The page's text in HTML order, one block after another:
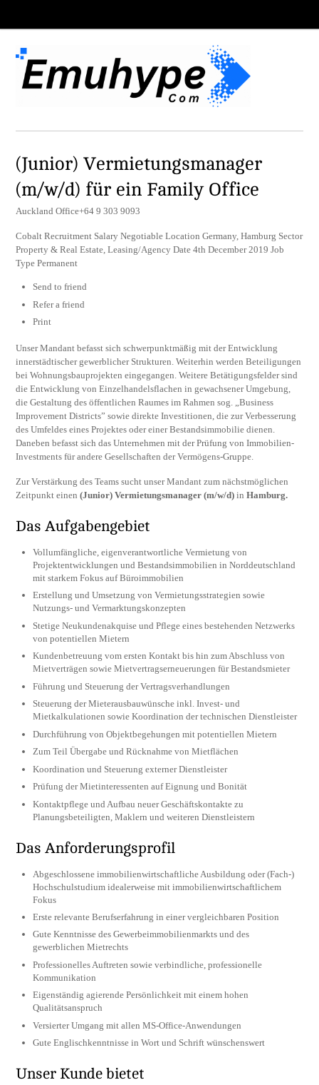
(Junior) Vermietungsmanager
(m/w/d) für ein Family Office
Auckland Office+64 9 303 9093
Cobalt Recruitment Salary Negotiable Location Germany, Hamburg Sector
Property & Real Estate, Leasing/Agency Date 4th December 2019 Job
Type Permanent
Send to friend
Refer a friend
Print
Unser Mandant befasst sich schwerpunktmäßig mit der Entwicklung
innerstädtischer gewerblicher Strukturen. Weiterhin werden Beteiligungen
bei Wohnungsbauprojekten eingegangen. Weitere Betätigungsfelder sind
die Entwicklung von Einzelhandelsflachen in gewachsener Umgebung,
die Gestaltung des öffentlichen Raumes im Rahmen sog. „Business
Improvement Districts” sowie direkte Investitionen, die zur Verbesserung
des Umfeldes eines Projektes oder einer Bestandsimmobilie dienen.
Daneben befasst sich das Unternehmen mit der Prüfung von Immobilien-
Investments für andere Gesellschaften der Vermögens-Gruppe.
Zur Verstärkung des Teams sucht unser Mandant zum nächstmöglichen
Zeitpunkt einen(Junior) Vermietungsmanager (m/w/d) inHamburg.
Das Aufgabengebiet
Vollumfängliche, eigenverantwortliche Vermietung von
Projektentwicklungen und Bestandsimmobilien in Norddeutschland
mit starkem Fokus auf Büroimmobilien
Erstellung und Umsetzung von Vermietungsstrategien sowie
Nutzungs- und Vermarktungskonzepten
Stetige Neukundenakquise und Pflege eines bestehenden Netzwerks
von potentiellen Mietern
Kundenbetreuung vom ersten Kontakt bis hin zum Abschluss von
Mietverträgen sowie Mietvertragserneuerungen für Bestandsmieter
Führung und Steuerung der Vertragsverhandlungen
Steuerung der Mieterausbauwünsche inkl. Invest- und
Mietkalkulationen sowie Koordination der technischen Dienstleister
Durchführung von Objektbegehungen mit potentiellen Mietern
Zum Teil Übergabe und Rücknahme von Mietflächen
Koordination und Steuerung externer Dienstleister
Prüfung der Mietinteressenten auf Eignung und Bonität
Kontaktpflege und Aufbau neuer Geschäftskontakte zu
Planungsbeteiligten, Maklern und weiteren Dienstleistern
Das Anforderungsprofil
Abgeschlossene immobilienwirtschaftliche Ausbildung oder (Fach-)
Hochschulstudium idealerweise mit immobilienwirtschaftlichem
Fokus
Erste relevante Berufserfahrung in einer vergleichbaren Position
Gute Kenntnisse des Gewerbeimmobilienmarkts und des
gewerblichen Mietrechts
Professionelles Auftreten sowie verbindliche, professionelle
Kommunikation
Eigenständig agierende Persönlichkeit mit einem hohen
Qualitätsanspruch
Versierter Umgang mit allen MS-Office-Anwendungen
Gute Englischkenntnisse in Wort und Schrift wünschenswert
Unser Kunde bietet